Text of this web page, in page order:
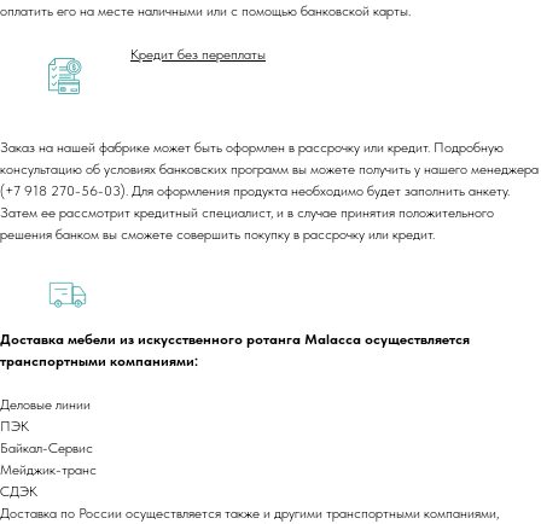
оплатить его на месте наличными или с помощью банковской карты.
Кредит без переплаты
Заказ на нашей фабрике может быть оформлен в рассрочку или кредит. Подробную
консультацию об условиях банковских программ вы можете получить у нашего менеджера
(+7 918 270-56-03). Для оформления продукта необходимо будет заполнить анкету.
Затем ее рассмотрит кредитный специалист, и в случае принятия положительного
решения банком вы сможете совершить покупку в рассрочку или кредит.
Доставка мебели из искусственного ротанга Malacca осуществляется
транспортными компаниями:
Деловые линии
ПЭК
Байкал-Сервис
Мейджик-транс
СДЭК
Доставка по России осуществляется также и другими транспортными компаниями,
О компании
Cогласие на обработку персональных данных
Политика обработки персональных данных
ООО «Малакка
Гостеприимство»
office@malacca.ru
ИНН 2312318794
Каталог
Портфолио
Юридический адрес:
350059, г.Краснодар, ул.Уральская, д.22
+7 (918) 270-56-03
Контакты
Блог